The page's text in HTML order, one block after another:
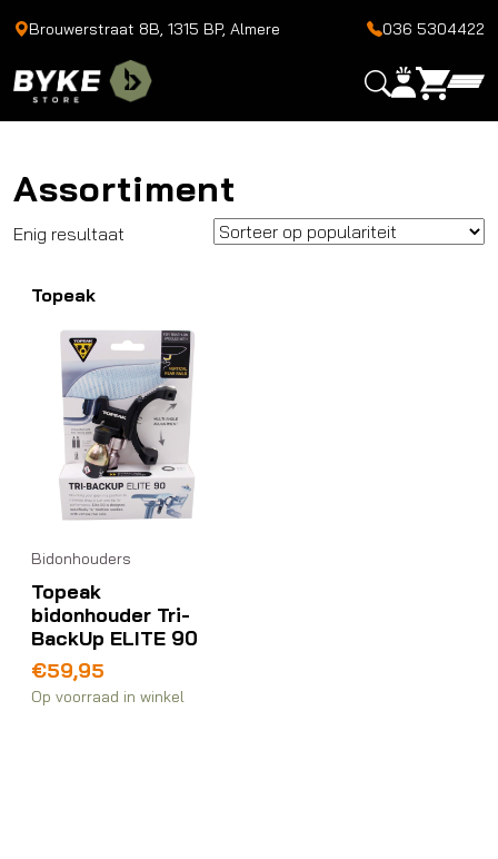
Brouwerstraat 8B, 1315 BP, Almere 036 5304422
Assortiment
Enig resultaat
Topeak
Bidonhouders
Topeak
bidonhouder Tri-
BackUp ELITE 90
€59,95
Op voorraad in winkel